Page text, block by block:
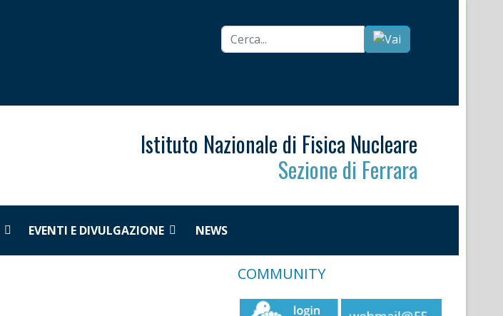
Cerca...
Istituto Nazionale di Fisica Nucleare
Sezione di Ferrara
EVENTI E DIVULGAZIONE NEWS
COMMUNITY